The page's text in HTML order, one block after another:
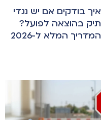
איך בודקים אם יש נגדי
תיק בהוצאה לפועל?
המדריך המלא ל-2026